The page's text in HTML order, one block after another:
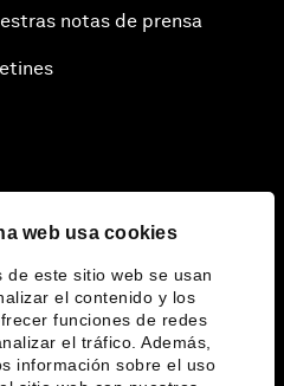
web usa cookies
de este sitio web se usan
el contenido y los
funciones de redes
el tráfico. Además,
información sobre el uso
notas de prensa